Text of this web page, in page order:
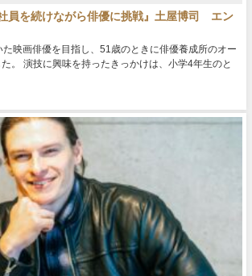
員を続けながら俳優に挑戦』土屋博司 エン
映画俳優を目指し、51歳のときに俳優養成所のオー
。 演技に興味を持ったきっかけは、小学4年生のと